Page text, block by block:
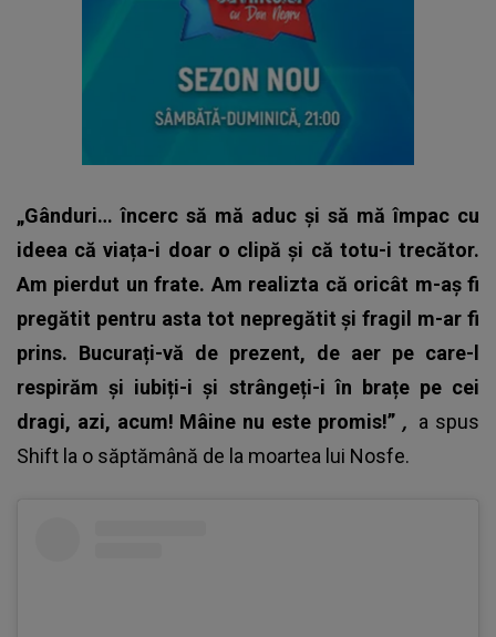
„Gânduri… încerc să mă aduc și să mă împac cu
ideea că viața-i doar o clipă și că totu-i trecător.
Am pierdut un frate. Am realizta că oricât m-aș fi
pregătit pentru asta tot nepregătit și fragil m-ar fi
prins. Bucurați-vă de prezent, de aer pe care-l
respirăm și iubiți-i și strângeți-i în brațe pe cei
dragi, azi, acum! Mâine nu este promis!” , a spus
Shift la o săptămână de la moartea lui Nosfe.